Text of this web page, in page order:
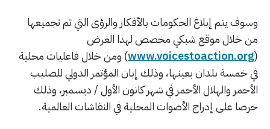
وسوف يتم إبلاغ الحكومات بالأفكار والرؤى التي تم تجميعها
من خلال موقع شبكي مخصص لهذا الغرض
(
www.voicestoaction.org) ومن خلال فاعليات محلية
في خمسة بلدان بعينها، وذلك إبان المؤتمر الدولي للصليب
الأحمر والهلال الأحمر في شهر كانون الأول / ديسمبر، وذلك
حرصا على إدراج الأصوات المحلية في النقاشات العالمية.